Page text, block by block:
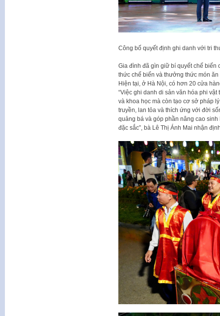
Công bố quyết định ghi danh với tri
Gia đình đã gìn giữ bí quyết chế biến
thức chế biến và thưởng thức món
Hiện tại, ở Hà Nội, có hơn 20 cửa
“Việc ghi danh di sản văn hóa phi
và khoa học mà còn tạo cơ sở pháp
truyền, lan tỏa và thích ứng với đời
quảng bá và góp phần nâng cao
đặc sắc”, bà Lê Thị Ánh Mai nhận